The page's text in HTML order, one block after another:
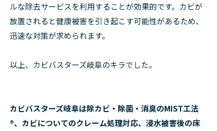
ルな除去サービスを利用することが効果的です。カビが
放置されると健康被害を引き起こす可能性があるため、
迅速な対策が求められます。
以上、カビバスターズ岐阜のキラでした。
カビバスターズ岐阜は除カビ・除菌・消臭のMIST工法
®、カビについてのクレーム処理対応、浸水被害後の床